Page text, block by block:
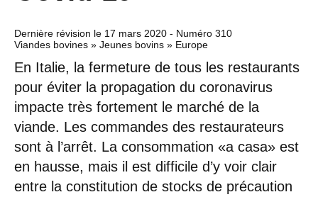
Dernière révision le 17 mars 2020 - Numéro 310
Viandes bovines » Jeunes bovins » Europe
En Italie, la fermeture de tous les restaurants
pour éviter la propagation du coronavirus
impacte très fortement le marché de la
viande. Les commandes des restaurateurs
sont à l’arrêt. La consommation «a casa» est
en hausse, mais il est difficile d’y voir clair
entre la constitution de stocks de précaution